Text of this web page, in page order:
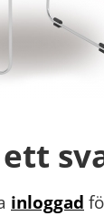
inloggad